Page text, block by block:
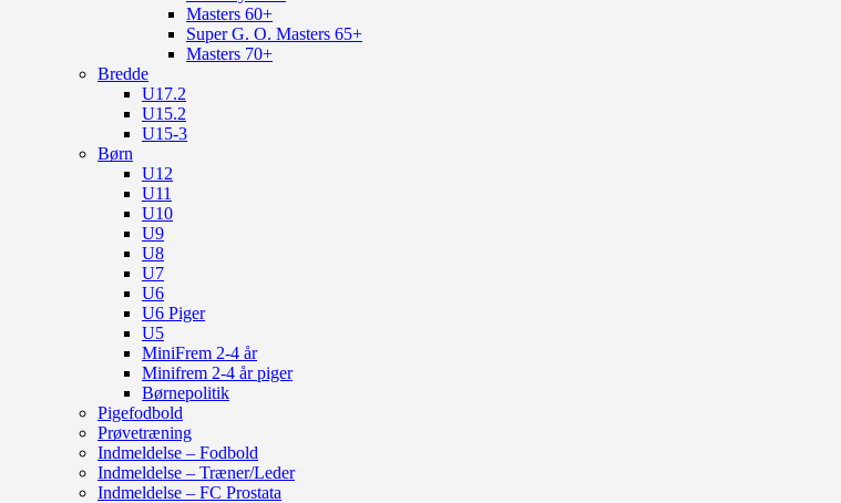
Masters 60+
Super G. O. Masters 65+
Masters 70+
Bredde
U17.2
U15.2
U15-3
Børn
U12
U11
U10
U9
U8
U7
U6
U6 Piger
U5
MiniFrem 2-4 år
Minifrem 2-4 år piger
Børnepolitik
Pigefodbold
Prøvetræning
Indmeldelse – Fodbold
Indmeldelse – Træner/Leder
Indmeldelse – FC Prostata